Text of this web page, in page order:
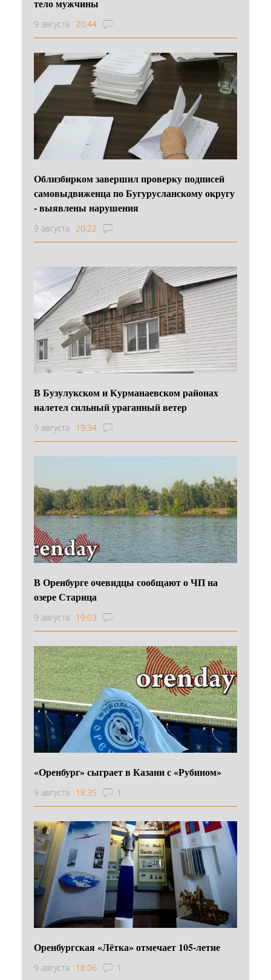
тело мужчины
9 августа 20:44
Облизбирком завершил проверку подписей
самовыдвиженца по Бугурусланскому округу
- выявлены нарушения
9 августа 20:22
В Бузулукском и Курманаевском районах
налетел сильный ураганный ветер
9 августа 19:34
В Оренбурге очевидцы сообщают о ЧП на
озере Старица
9 августа 19:03
«Оренбург» сыграет в Казани с «Рубином»
9 августа 18:35 1
Оренбургская «Лётка» отмечает 105-летие
9 августа 18:06 1